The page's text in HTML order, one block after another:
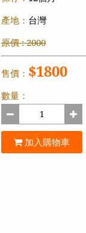
產地： 台灣
原價 : 2000
售價： $1800
數量：
加入購物車